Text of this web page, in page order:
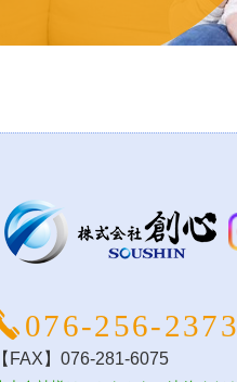
076-256-2373
【FAX】076-281-6075